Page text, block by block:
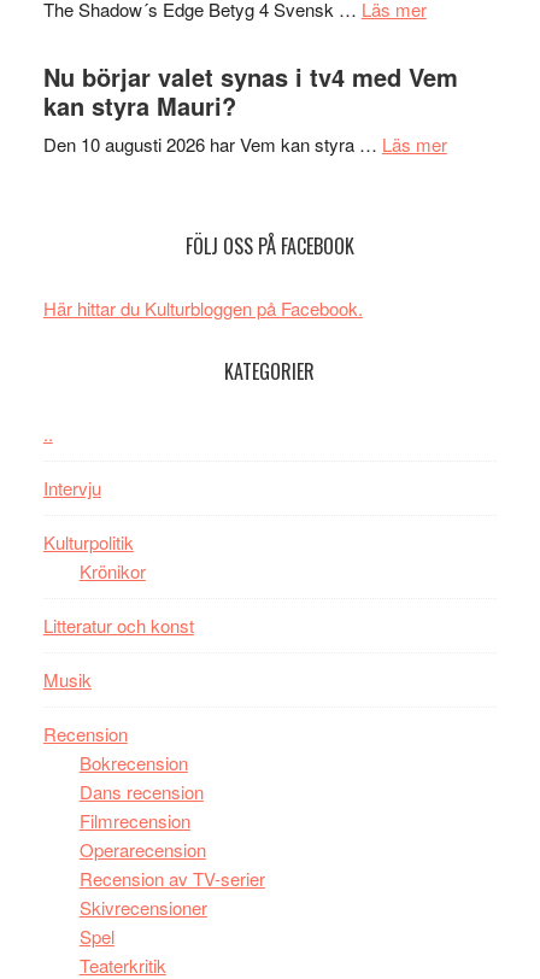
och
The Shadow´s Edge Betyg 4 Svensk … Läs merom
Shadow
Edge
Nu börjar valet synas i tv4 med Vem
kan styra Mauri?
Den 10 augusti 2026 har Vem kan styra … Läs merom
FÖLJ OSS PÅ FACEBOOK
Här hittar du Kulturbloggen på Facebook.
KATEGORIER
..
Intervju
Kulturpolitik
Krönikor
Litteratur och konst
Musik
Recension
Bokrecension
Dans recension
Filmrecension
Operarecension
Recension av TV-serier
Skivrecensioner
Spel
Teaterkritik